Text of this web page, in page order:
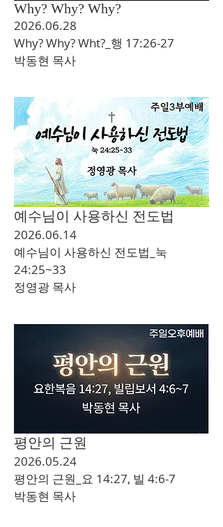
Why? Why? Why?
2026.06.28
Why? Why? Wht?_행 17:26-27
​박동현 목사
예수님이 사용하신 전도법
2026.06.14
예수님이 사용하신 전도법_눅
24:25~33
​정영광 목사
평안의 근원
2026.05.24
평안의 근원_요 14:27, 빌 4:6-7
​박동현 목사